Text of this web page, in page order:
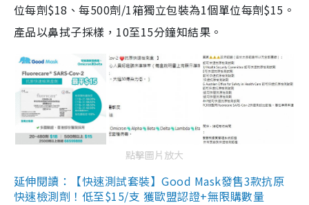
位每劑$18、每500劑/1箱獨立包裝為1個單位每劑$15。
產品以鼻拭子採樣，10至15分鐘知結果。
點擊圖片放大
延伸閱讀：【快速測試套裝】Good Mask發售3款抗原
快速檢測劑！低至$15/支 獲歐盟認證+無限購數量